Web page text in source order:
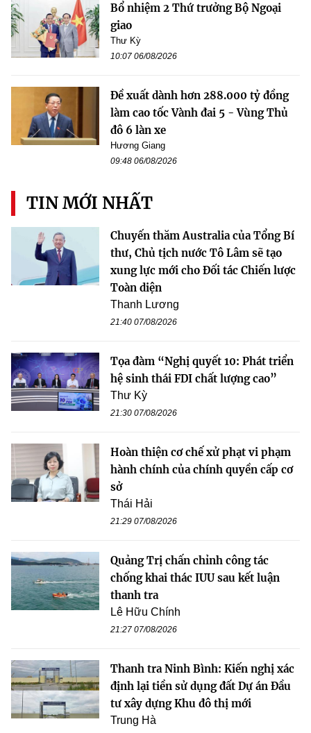
Bổ nhiệm 2 Thứ trưởng Bộ Ngoại
giao
Thư Kỳ
10:07 06/08/2026
Đề xuất dành hơn 288.000 tỷ đồng
làm cao tốc Vành đai 5 - Vùng Thủ
đô 6 làn xe
Hương Giang
09:48 06/08/2026
TIN MỚI NHẤT
Chuyến thăm Australia của Tổng Bí
thư, Chủ tịch nước Tô Lâm sẽ tạo
xung lực mới cho Đối tác Chiến lược
Toàn diện
Thanh Lương
21:40 07/08/2026
Tọa đàm “Nghị quyết 10: Phát triển
hệ sinh thái FDI chất lượng cao”
Thư Kỳ
21:30 07/08/2026
Hoàn thiện cơ chế xử phạt vi phạm
hành chính của chính quyền cấp cơ
sở
Thái Hải
21:29 07/08/2026
Quảng Trị chấn chỉnh công tác
chống khai thác IUU sau kết luận
thanh tra
Lê Hữu Chính
21:27 07/08/2026
Thanh tra Ninh Bình: Kiến nghị xác
định lại tiền sử dụng đất Dự án Đầu
tư xây dựng Khu đô thị mới
Trung Hà